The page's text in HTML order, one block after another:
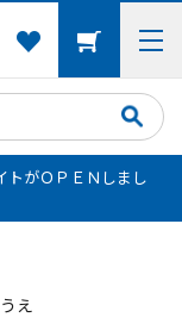
トがＯＰＥＮしまし
え